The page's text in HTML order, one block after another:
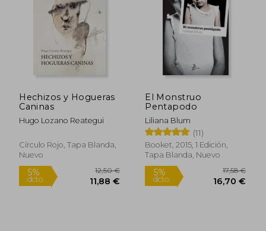
Hechizos y Hogueras
Caninas
Hugo Lozano Reategui
Círculo Rojo, Tapa Blanda,
Nuevo
El Monstruo
Pentapodo
Liliana Blum
(11)
Booket, 2015, 1 Edición,
Tapa Blanda, Nuevo